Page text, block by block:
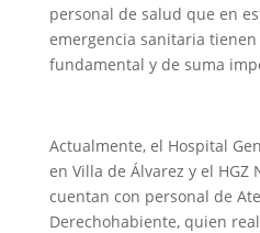
personal de salud que en
emergencia sanitaria
fundamental y de suma
Actualmente, el Hospital
en Villa de Álvarez y el HGZ
cuentan con personal de
Derechohabiente, quien